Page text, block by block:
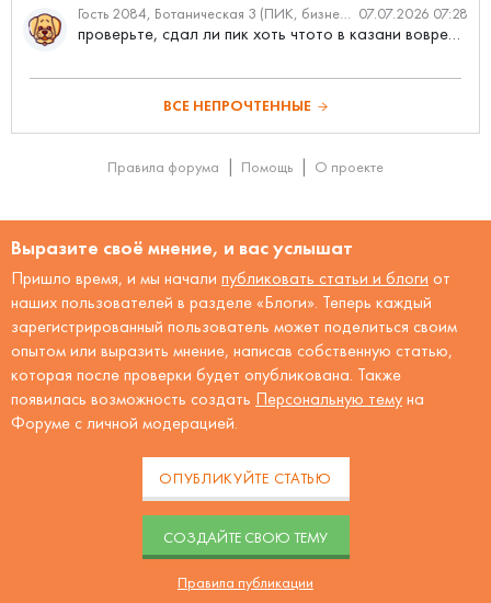
Гость 2084, Ботаническая 3 (ПИК, бизнес-класс) 07.07.2026 07:28
проверьте, сдал ли пик хоть чтото в казани вовремя?
ВСЕ НЕПРОЧТЕННЫЕ
Правила форума Помощь О проекте
Выразите своё мнение, и вас услышат
Пришло время, и мы начали публиковать статьи и блоги от
наших пользователей в разделе «Блоги». Теперь каждый
зарегистрированный пользователь может поделиться своим
опытом или выразить мнение, написав собственную статью,
которая после проверки будет опубликована. Также
появилась возможность создать Персональную тему на
Форуме с личной модерацией.
ОПУБЛИКУЙТЕ СТАТЬЮ
CОЗДАЙТЕ СВОЮ ТЕМУ
Правила публикации